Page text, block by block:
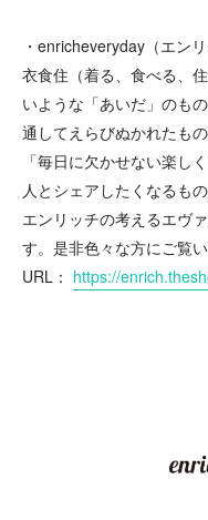
・enricheveryday（エン
衣食住（着る、食べる、
いような「あいだ」のも
通してえらびぬかれたも
「毎日に欠かせない楽し
人とシェアしたくなるも
エンリッチの考えるエヴ
す。是非色々な方にご覧
URL： https://